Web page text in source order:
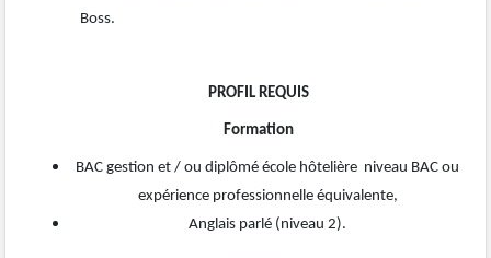
Boss.
PROFIL REQUIS
Formation
BAC gestion et / ou diplômé école hôtelière niveau BAC ou
expérience professionnelle équivalente,
Anglais parlé (niveau 2).